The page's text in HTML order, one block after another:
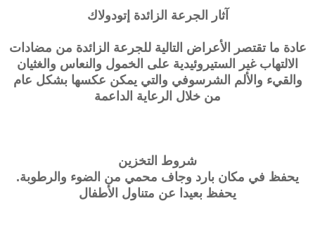
آثار الجرعة الزائدة إتودولاك
عادة ما تقتصر الأعراض التالية للجرعة الزائدة من مضادات
الالتهاب غير الستيروئيدية على الخمول والنعاس والغثيان
والقيء والألم الشرسوفي والتي يمكن عكسها بشكل عام
من خلال الرعاية الداعمة
شروط التخزين
يحفظ في مكان بارد وجاف محمي من الضوء والرطوبة.
يحفظ بعيدا عن متناول الأطفال